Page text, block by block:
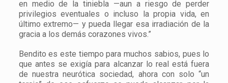
en medio de la tiniebla —aun a riesgo de perder
privilegios eventuales o incluso la propia vida, en
último extremo— y pueda llegar esa irradiación de la
gracia a los demás corazones vivos.”
Bendito es este tiempo para muchos sabios, pues lo
que antes se exigía para alcanzar lo real está fuera
de nuestra neurótica sociedad, ahora con solo “un